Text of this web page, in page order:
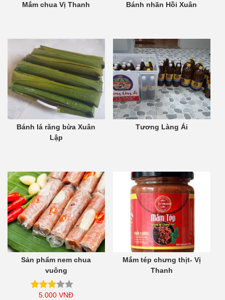
Mắm chua Vị Thanh Bánh nhãn Hồi Xuân
Bánh lá răng bừa Xuân
Lập
Tương Làng Ái
Sản phẩm nem chua
vuông
5.000VNĐ
Mắm tép chưng thịt- Vị
Thanh